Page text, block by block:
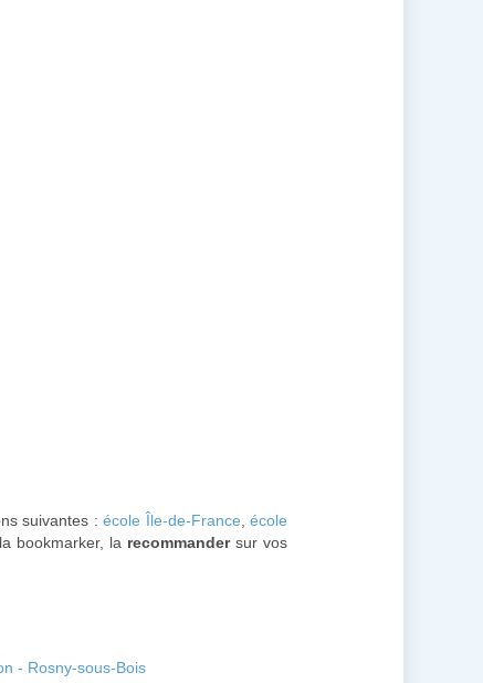
suivantes :école Île-de-France ,école
bookmarker, la recommandersur vos
- Rosny-sous-Bois